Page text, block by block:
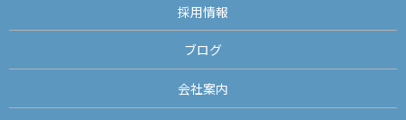
採用情報
ブログ
会社案内